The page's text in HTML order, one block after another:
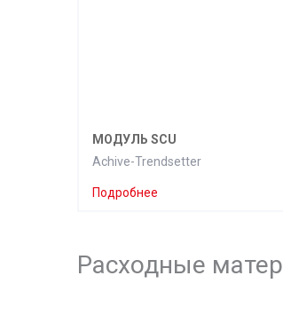
МОДУЛЬ SCU
Achive-Trendsetter
Подробнее
Расходные